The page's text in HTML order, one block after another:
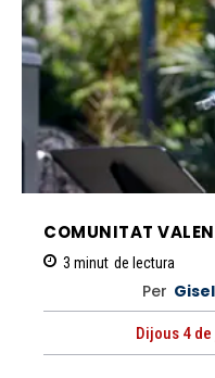
COMUNITAT
3 minut de lectura
Per
Dijous 4